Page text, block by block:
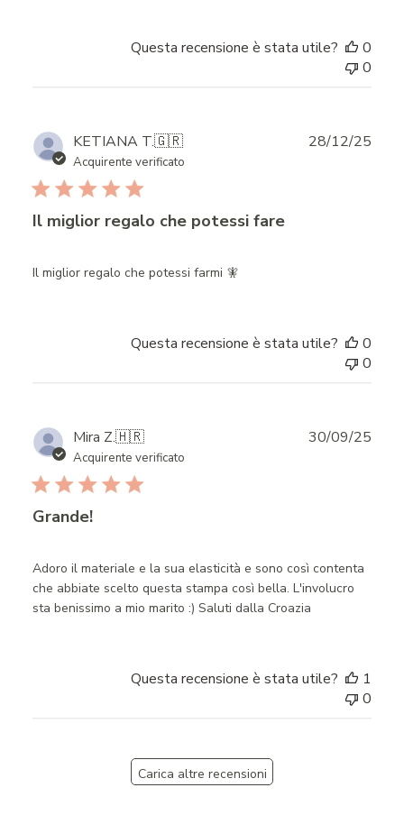
Questa recensione è stata utile?
0
0
KETIANA T.🇬🇷
Acquirente verificato
Il miglior regalo che potessi fare
Il miglior regalo che potessi farmi 🧚
28/12/25
Questa recensione è stata utile?
0
0
Mira Z.🇭🇷
Acquirente verificato
Grande!
Adoro il materiale e la sua elasticità e sono così contenta
che abbiate scelto questa stampa così bella. L'involucro
sta benissimo a mio marito :) Saluti dalla Croazia
30/09/25
Questa recensione è stata utile?
1
0
Carica altre recensioni